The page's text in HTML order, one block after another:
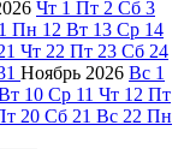
Чт 1 Пт 2 Сб 3
Пн 12 Вт 13 Ср 14
Чт 22 Пт 23 Сб 24
Ноябрь 2026 Вс 1
10 Ср 11 Чт 12 Пт
20 Сб 21 Вс 22 Пн